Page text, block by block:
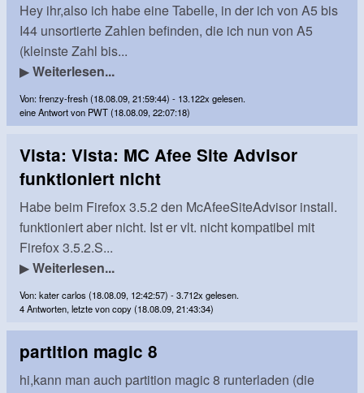
Hey ihr,also ich habe eine Tabelle, in der ich von A5 bis
I44 unsortierte Zahlen befinden, die ich nun von A5
(kleinste Zahl bis...
▶Weiterlesen...
Von: frenzy-fresh (18.08.09, 21:59:44) - 13.122x gelesen.
eine Antwort von PWT (18.08.09, 22:07:18)
Vista: Vista: MC Afee Site Advisor
funktioniert nicht
Habe beim Firefox 3.5.2 den McAfeeSiteAdvisor install.
funktioniert aber nicht. Ist er vlt. nicht kompatibel mit
Firefox 3.5.2.S...
▶Weiterlesen...
Von: kater carlos (18.08.09, 12:42:57) - 3.712x gelesen.
4 Antworten, letzte von copy (18.08.09, 21:43:34)
partition magic 8
hi,kann man auch partition magic 8 runterladen (die